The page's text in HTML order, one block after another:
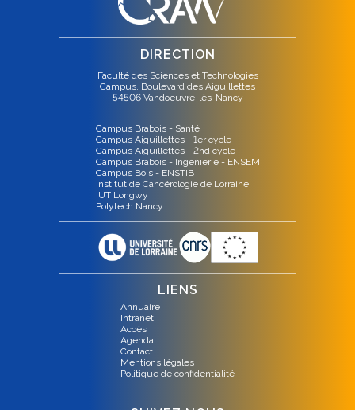
DIRECTION
Faculté des Sciences et Technologies
Campus, Boulevard des Aiguillettes
54506 Vandoeuvre-lès-Nancy
Campus Brabois - Santé
Campus Aiguillettes - 1er cycle
Campus Aiguillettes - 2nd cycle
Campus Brabois - Ingénierie - ENSEM
Campus Bois - ENSTIB
Institut de Cancérologie de Lorraine
IUT Longwy
Polytech Nancy
LIENS
Annuaire
Intranet
Accès
Agenda
Contact
Mentions légales
Politique de confidentialité